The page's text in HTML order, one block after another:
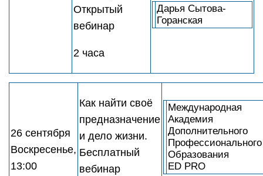
Открытый
вебинар
2 часа
Дарья Сытова-
Горанская
26 сентября
Воскресенье,
13:00
Как найти своё
предназначение
и дело жизни.
Бесплатный
вебинар
Международная
Академия
Дополнительного
Профессионального
Образования
ED PRO